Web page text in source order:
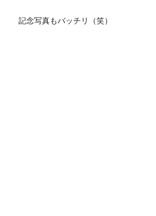
記念写真もバッチリ（笑）